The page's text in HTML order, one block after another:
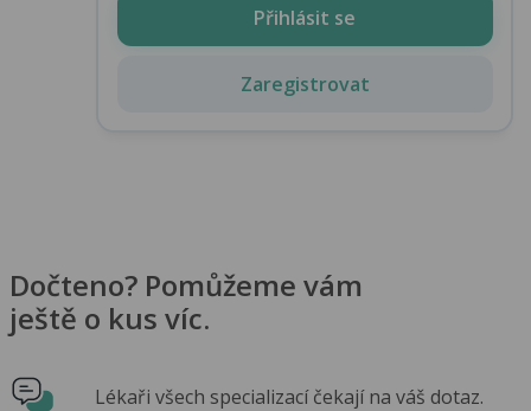
Přihlásit se
Zaregistrovat
Dočteno? Pomůžeme vám
ještě o kus víc.
Lékaři všech specializací čekají na váš dotaz.